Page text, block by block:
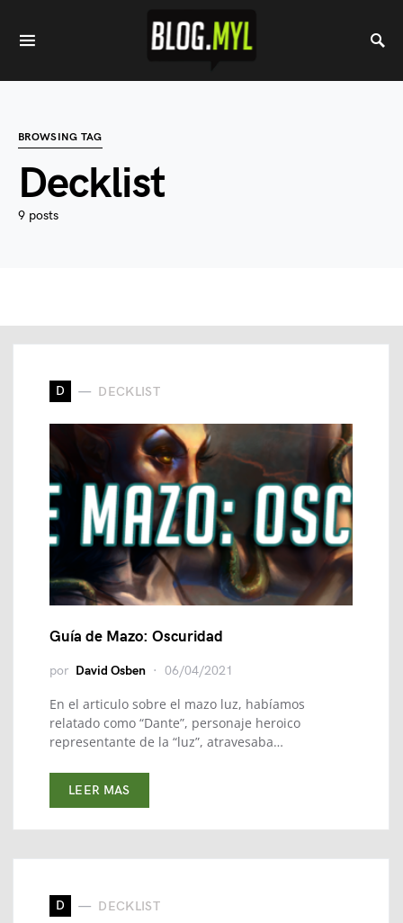
BROWSING TAG
Decklist
9 posts
D DECKLIST
Guía de Mazo: Oscuridad
por David Osben 06/04/2021
En el articulo sobre el mazo luz, habíamos
relatado como “Dante”, personaje heroico
representante de la “luz”, atravesaba…
LEER MAS
D DECKLIST